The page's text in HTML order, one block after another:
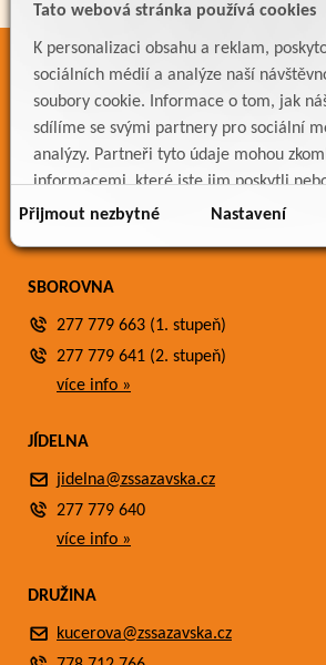
Tato webová stránka používá cookies
K personalizaci obsahu a reklam,
sociálních médií a analýze naší
soubory cookie. Informace o tom, jak
sdílíme se svými partnery pro sociální
analýzy. Partneři tyto údaje mohou
informacemi, které jste jim poskytli
důsledku toho, že používáte jejich služby.
Přijmout nezbytné Nastavení
ODKAZY
Bakaláři
Jídelníček
Meteostanice
SBOROVNA
277 779 663 (1. stupeň)
277 779 641 (2. stupeň)
více info »
JÍDELNA
jidelna@zssazavska.cz
277 779 640
více info »
DRUŽINA
kucerova@zssazavska.cz